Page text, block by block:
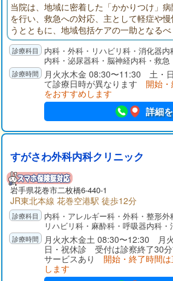
当院は、地域に密着した「かかりつけ」
を行い、救急への対応、主として軽症や
うとともに、地域包括ケアの一助となるべ
福祉施設との連携、訪問診療を主な業務
内科・外科・リハビリ科・消化器
内科・泌尿器科・脳神経内科・救急
月火水木金 08:30〜11:30 土・
て診療日時が異なります 開始
をおすすめします
詳細
すがさわ外科内科クリニック
岩手県花巻市二枚橋6-440-1
JR東北本線 花巻空港駅 徒歩12分
内科・アレルギー科・外科・整形外
リハビリ科・麻酔科・呼吸器内科
月火水木金土 08:30〜12:30 月
日・祝休診 受付は診察終了30
サービスあり 開始・終了時間
します